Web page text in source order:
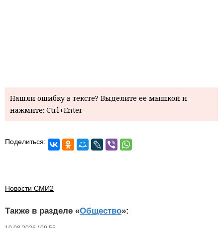
Нашли ошибку в тексте? Выделите ее мышкой и
нажмите: Ctrl+Enter
Поделиться:
Новости СМИ2
Также в разделе «Общество»: